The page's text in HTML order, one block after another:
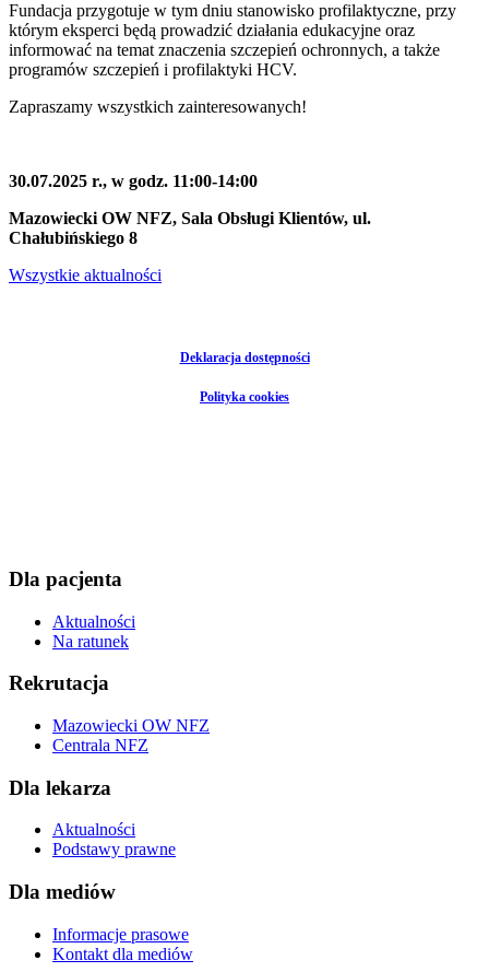
Fundacja przygotuje w tym dniu stanowisko profilaktyczne, przy
którym eksperci będą prowadzić działania edukacyjne oraz
informować na temat znaczenia szczepień ochronnych, a także
programów szczepień i profilaktyki HCV.
Zapraszamy wszystkich zainteresowanych!
30.07.2025 r., w godz. 11:00-14:00
Mazowiecki OW NFZ, Sala Obsługi Klientów, ul.
Chałubińskiego 8
Wszystkie aktualności
Deklaracja dostępności
Polityka cookies
Dla pacjenta
Aktualności
Na ratunek
Rekrutacja
Mazowiecki OW NFZ
Centrala NFZ
Dla lekarza
Aktualności
Podstawy prawne
Dla mediów
Informacje prasowe
Kontakt dla mediów